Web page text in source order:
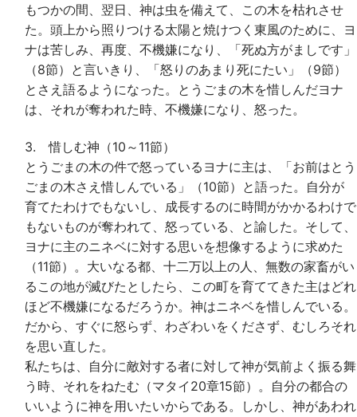
もつかの間、翌日、神は虫を備えて、この木を枯れさせ
た。頭上から照りつける太陽と焼けつく東風のために、ヨ
ナは苦しみ、再度、不機嫌になり、「死ぬ方がましです」
（8節）と言いきり、「怒りのあまり死にたい」（9節）
とさえ語るようになった。とうごまの木を惜しんだヨナ
は、それが奪われた時、不機嫌になり、怒った。
3. 惜しむ神（10～11節）
とうごまの木の件で怒っているヨナに主は、「お前はとう
ごまの木さえ惜しんでいる」（10節）と語った。自分が
育てたわけでもないし、成長するのに時間がかかるわけで
もないものが奪われて、怒っている、と諭した。そして、
ヨナに主のニネベに対する思いを想像するように求めた
（11節）。大いなる都、十二万以上の人、無数の家畜がい
るこの地が滅びたとしたら、この町を育ててきた主はどれ
ほど不機嫌になるだろうか。神はニネベを惜しんでいる。
だから、すぐに怒らず、わざわいをくださず、むしろそれ
を思い直した。
私たちは、自分に敵対する者に対して神が気前よく振る舞
う時、それをねたむ（マタイ20章15節）。自分の都合の
いいように神を用いたいからである。しかし、神があわれ